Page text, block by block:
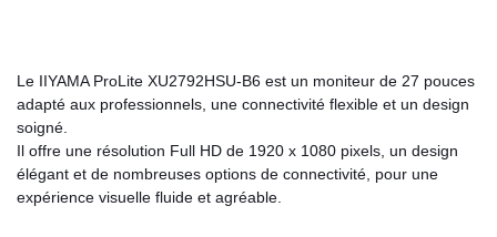
Le IIYAMA ProLite XU2792HSU-B6 est un moniteur de 27 pouces
adapté aux professionnels , une connectivité flexible et un design
soigné.
Il offre une résolution Full HD de 1920 x 1080 pixels, un design
élégant et de nombreuses options de connectivité, pour une
expérience visuelle fluide et agréable.